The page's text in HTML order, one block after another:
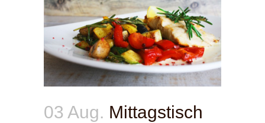
03 Aug. Mittagstisch